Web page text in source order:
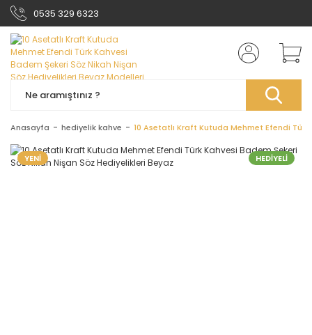
0535 329 6323
Anasayfa hediyelik kahve 10 Asetatlı Kraft Kutuda Mehmet Efendi
YENİ HEDİYELİ